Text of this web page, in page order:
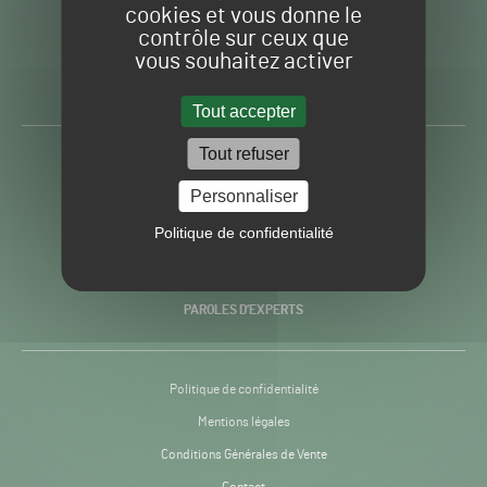
cookies et vous donne le
contrôle sur ceux que
vous souhaitez activer
Tout accepter
Tout refuser
Personnaliser
Politique de confidentialité
Gazon
Sport
H24
-
Toute l’info autour du
PRATIQUES
PAROLES D’EXPERTS
Politique de confidentialité
Mentions légales
Conditions Générales de Vente